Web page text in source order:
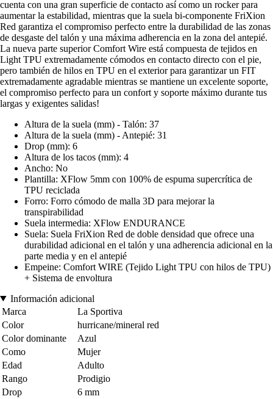
cuenta con una gran superficie de contacto así como un rocker para
aumentar la estabilidad, mientras que la suela bi-componente FriXion
Red garantiza el compromiso perfecto entre la durabilidad de las zonas
de desgaste del talón y una máxima adherencia en la zona del antepié.
La nueva parte superior Comfort Wire está compuesta de tejidos en
Light TPU extremadamente cómodos en contacto directo con el pie,
pero también de hilos en TPU en el exterior para garantizar un FIT
extremadamente agradable mientras se mantiene un excelente soporte,
el compromiso perfecto para un confort y soporte máximo durante tus
largas y exigentes salidas!
Altura de la suela (mm) - Talón: 37
Altura de la suela (mm) - Antepié: 31
Drop (mm): 6
Altura de los tacos (mm): 4
Ancho: No
Plantilla: XFlow 5mm con 100% de espuma supercrítica de
TPU reciclada
Forro: Forro cómodo de malla 3D para mejorar la
transpirabilidad
Suela intermedia: XFlow ENDURANCE
Suela: Suela FriXion Red de doble densidad que ofrece una
durabilidad adicional en el talón y una adherencia adicional en la
parte media y en el antepié
Empeine: Comfort WIRE (Tejido Light TPU con hilos de TPU)
+ Sistema de envoltura
Información adicional
Marca
La Sportiva
Color
hurricane/mineral red
Color dominante
Azul
Como
Mujer
Edad
Adulto
Rango
Prodigio
Drop
6 mm